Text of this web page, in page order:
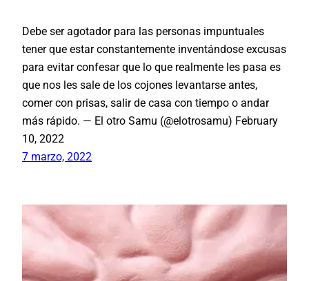
Debe ser agotador para las personas impuntuales
tener que estar constantemente inventándose excusas
para evitar confesar que lo que realmente les pasa es
que nos les sale de los cojones levantarse antes,
comer con prisas, salir de casa con tiempo o andar
más rápido. — El otro Samu (@elotrosamu) February
10, 2022
7 marzo, 2022